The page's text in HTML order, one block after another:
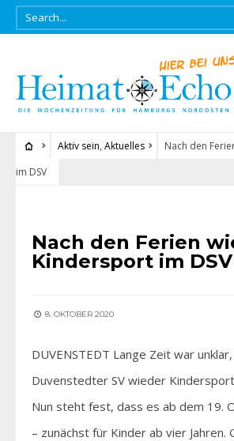
Aktiv sein, Aktuelles
Nach den
im DSV
Nach den Ferien
Kindersport im DSV
8. OKTOBER 2020
DUVENSTEDT Lange Zeit war
Duvenstedter SV wieder
Nun steht fest, dass es ab dem 19.
– zunächst für Kinder ab vier